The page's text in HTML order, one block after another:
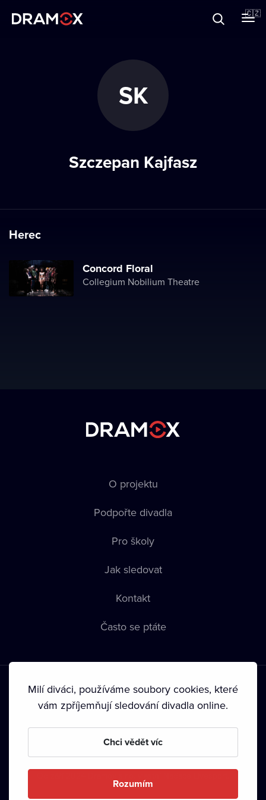
🇨🇿
SK
Szczepan Kajfasz
Herec
Concord Floral
Collegium Nobilium Theatre
O projektu
Podpořte divadla
Pro školy
Jak sledovat
Kontakt
Často se ptáte
Podmínky používání • Ochrana soukromí • Zásady používání
• Autorská práva•
Milí diváci, používáme soubory cookies, které
vám zpříjemňují sledování divadla online.
Chci vědět víc
Rozumím